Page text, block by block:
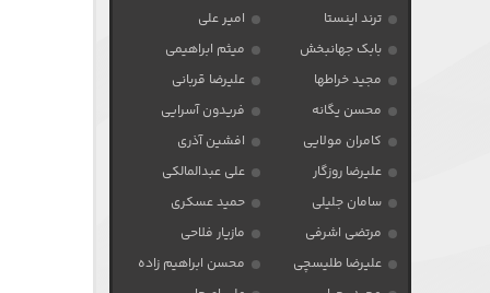
ترند اینستا
امیر علی
بابک جهانبخش
میثم ابراهیمی
مجید خراطها
علیرضا قربانی
محسن یگانه
فریدون آسرایی
کامران مولایی
افشین آذری
علیرضا روزگار
علی عبدالمالکی
سامان جلیلی
حمید عسکری
مرتضی اشرفی
مازیار فلاحی
علیرضا طلیسچی
محسن ابراهیم زاده